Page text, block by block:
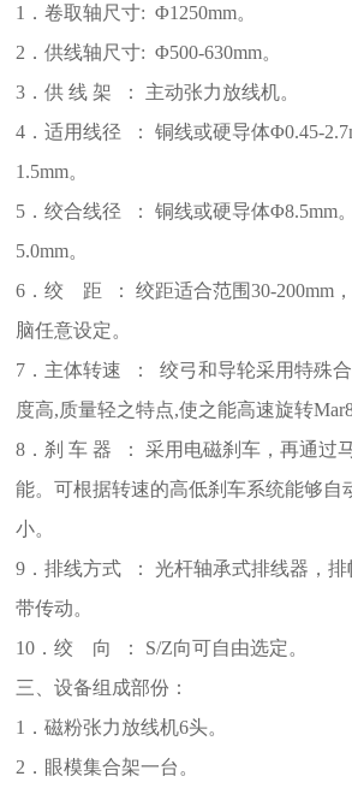
1．卷取轴尺寸: Φ1250mm。
2．供线轴尺寸: Φ500-630mm。
3．供 线 架 ： 主动张力放线机。
4．适用线径 ： 铜线或硬导体Φ0.45-2.7
1 .5mm。
5．绞合线径 ： 铜线或硬导体Φ8.5mm
5.0mm。
6．绞 距 ：绞距适合范围30-200mm ，
脑任意设定。
7．主体转速 ：绞弓和导轮采用特殊
度高,质量轻之特点,使之能高速旋转Mar
8．刹 车 器 ：采用电磁刹车，再通过
能。可根据转速的高低刹车系统能够自
小。
9．排线方式 ：光杆轴承式排线器，
带传动。
10．绞 向 ： S/Z向可自由选定。
三、设备组成部份：
1．磁粉张力放线机6头。
2 ．眼模集合架一台。